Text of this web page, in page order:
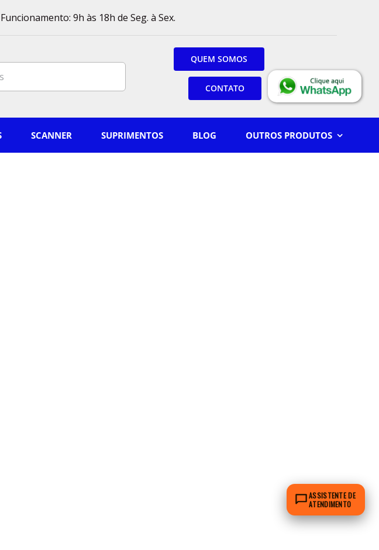
9h às 18h de Seg. à Sex.
QUEM SOMOS
CONTATO
SCANNER SUPRIMENTOS BLOG OUTROS PRODUTOS
ASSISTENTE DE
ATENDIMENTO